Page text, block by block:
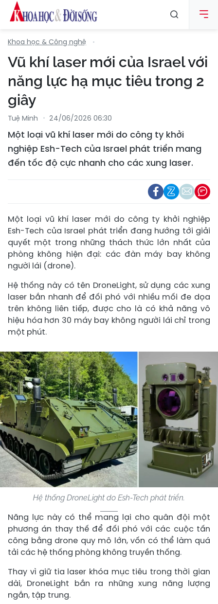
Khoa học & Công nghệ
Vũ khí laser mới của Israel với
năng lực hạ mục tiêu trong 2
giây
Tuệ Minh 24/06/2026 06:30
Một loại vũ khí laser mới do công ty khởi
nghiệp Esh-Tech của Israel phát triển mang
đến tốc độ cực nhanh cho các xung laser.
Một loại vũ khí laser mới do công ty khởi nghiệp
Esh-Tech của Israel phát triển đang hướng tới giải
quyết một trong những thách thức lớn nhất của
phòng không hiện đại: các đàn máy bay không
người lái (drone).
Hệ thống này có tên DroneLight, sử dụng các xung
laser bắn nhanh để đối phó với nhiều mối đe dọa
trên không liên tiếp, được cho là có khả năng vô
hiệu hóa hơn 30 máy bay không người lái chỉ trong
một phút.
Hệ thống DroneLight do Esh-Tech phát triển.
Năng lực này có thể mang lại cho quân đội một
phương án thay thế để đối phó với các cuộc tấn
công bằng drone quy mô lớn, vốn có thể làm quá
tải các hệ thống phòng không truyền thống.
Thay vì giữ tia laser khóa mục tiêu trong thời gian
dài, DroneLight bắn ra những xung năng lượng
ngắn, tập trung.